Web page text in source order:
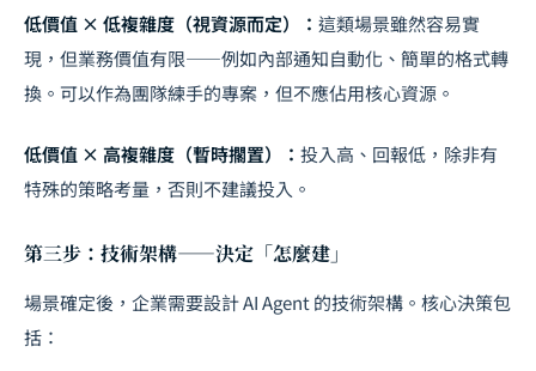
低價值 × 低複雜度（視資源而定）： 這類場景雖然容易實
現，但業務價值有限——例如內部通知自動化、簡單的格式轉
換。可以作為團隊練手的專案，但不應佔用核心資源。
低價值 × 高複雜度（暫時擱置）： 投入高、回報低，除非有
特殊的策略考量，否則不建議投入。
第三步：技術架構——決定「怎麼建」
場景確定後，企業需要設計 AI Agent 的技術架構。核心決策包
括：